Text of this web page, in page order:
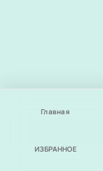
Главная
ИЗБРАННОЕ